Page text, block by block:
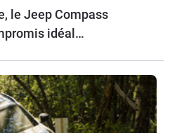
le Jeep Compass
idéal…